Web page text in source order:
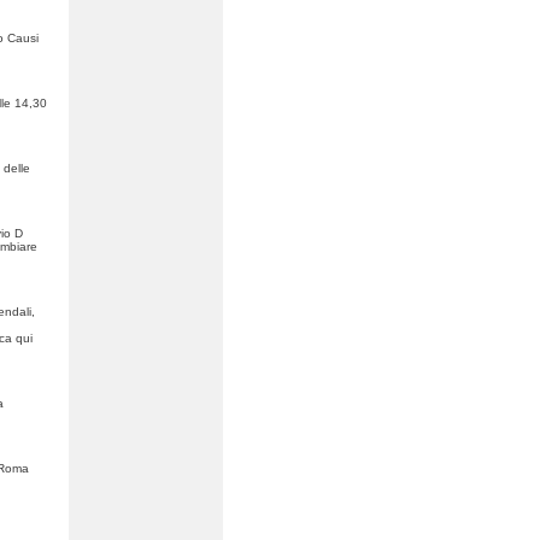
Causi
14,30
delle
D
qui